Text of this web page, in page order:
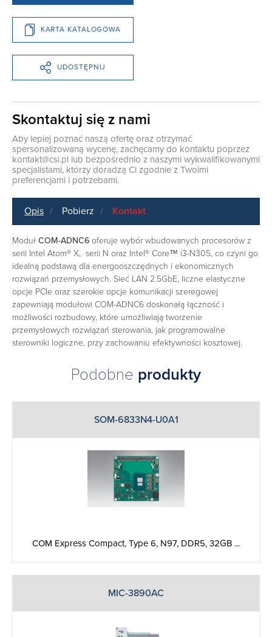
KARTA KATALOGOWA
UDOSTĘPNIJ
Skontaktuj się z nami
Aby lepiej poznać naszą ofertę oraz otrzymać
spersonalizowaną wycenę, zachęcamy do kontaktu poprzez
kontakt@csi.pl lub bezpośrednio z naszymi wykwalifikowanymi
specjalistami, którzy doradzą Ci zgodnie z Twoimi
preferencjami i potrzebami.
Opis Pobierz Kontakt
Moduł COM-ADNC6 oferuje wybór wbudowanych procesorów z
serii Intel Atom® X, serii N oraz Intel® Core™ i3-N305, co czyni go
idealną podstawą dla energooszczędnych i ekonomicznych
rozwiązań przemysłowych. Sieć LAN 2.5GbE, liczne elastyczne
opcje PCIe oraz szerokie opcje komunikacji szeregowej
zapewniają modułowi COM-ADNC6 doskonałą łączność i
możliwości rozbudowy, które umożliwiają tworzenie
przemysłowych rozwiązań sterowania, jak programowalne
sterowniki logiczne, przy zachowaniu efektywności kosztowej.
Podobne produkty
SOM-6833N4-U0A1
COM Express Compact, Type 6, N97, DDR5, 32GB ...
MIC-3890AC